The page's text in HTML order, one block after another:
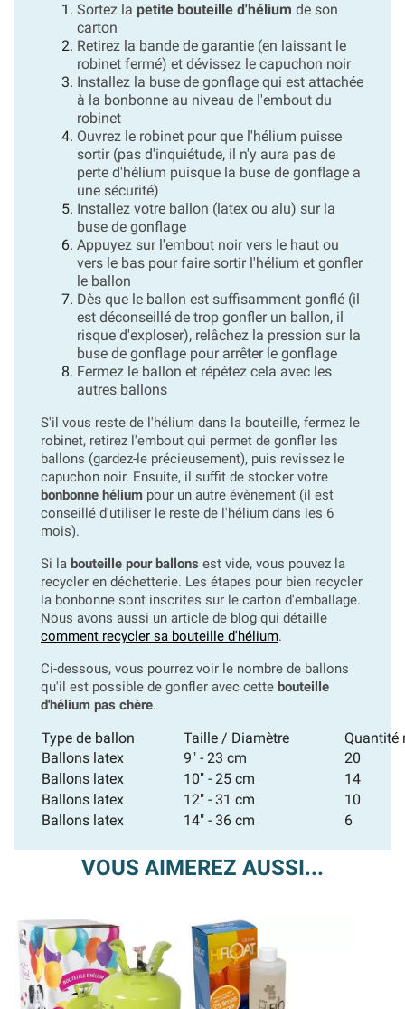
Sortez la petite bouteille d'hélium de son
carton
Retirez la bande de garantie (en laissant le
robinet fermé) et dévissez le capuchon noir
Installez la buse de gonflage qui est attachée
à la bonbonne au niveau de l'embout du
robinet
Ouvrez le robinet pour que l'hélium puisse
sortir (pas d'inquiétude, il n'y aura pas de
perte d'hélium puisque la buse de gonflage a
une sécurité)
Installez votre ballon (latex ou alu) sur la
buse de gonflage
Appuyez sur l'embout noir vers le haut ou
vers le bas pour faire sortir l'hélium et gonfler
le ballon
Dès que le ballon est suffisamment gonflé (il
est déconseillé de trop gonfler un ballon, il
risque d'exploser), relâchez la pression sur la
buse de gonflage pour arrêter le gonflage
Fermez le ballon et répétez cela avec les
autres ballons
S'il vous reste de l'hélium dans la bouteille, fermez le
robinet, retirez l'embout qui permet de gonfler les
ballons (gardez-le précieusement), puis revissez le
capuchon noir. Ensuite, il suffit de stocker votre
bonbonne hélium pour un autre évènement (il est
conseillé d'utiliser le reste de l'hélium dans les 6
mois).
Si la bouteille pour ballons est vide, vous pouvez la
recycler en déchetterie. Les étapes pour bien recycler
la bonbonne sont inscrites sur le carton d'emballage.
Nous avons aussi un article de blog qui détaille
comment recycler sa bouteille d'hélium.
Ci-dessous, vous pourrez voir le nombre de ballons
qu'il est possible de gonfler avec cette bouteille
d'hélium pas chère.
Type de ballon Taille / Diamètre
Quantité
Ballons latex
9" - 23 cm
20
Ballons latex
10" - 25 cm
14
Ballons latex
12" - 31 cm
10
Ballons latex
14" - 36 cm 6
VOUS AIMEREZ AUSSI...